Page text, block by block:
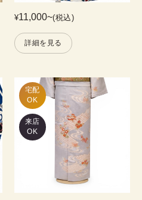
¥11,000~(税込)
詳細を見る
宅配
OK
来店
OK